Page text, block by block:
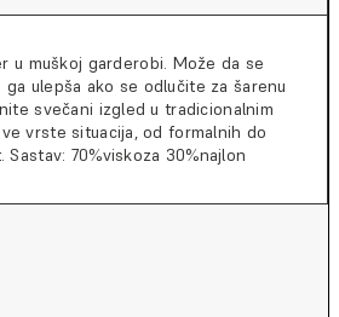
u muškoj garderobi. Može da se
ulepša ako se odlučite za šarenu
svečani izgled u tradicionalnim
vrste situacija, od formalnih do
70%viskoza 30%najlon